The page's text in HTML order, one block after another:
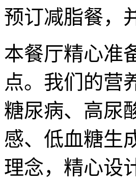
预订减脂餐，
本餐厅精心准
点。我们的营
糖尿病、高尿
感、低血糖生
理念，精心设